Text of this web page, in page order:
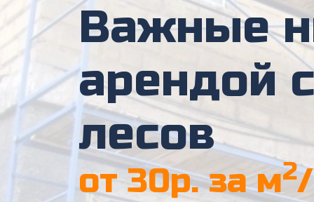
Важные
арендой
лесов
от 30р. за м2